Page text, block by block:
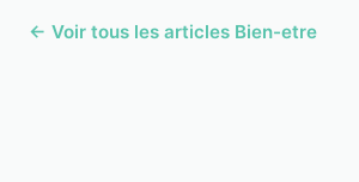
← Voir tous les articles Bien-etre